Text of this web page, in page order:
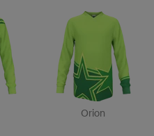
Orion